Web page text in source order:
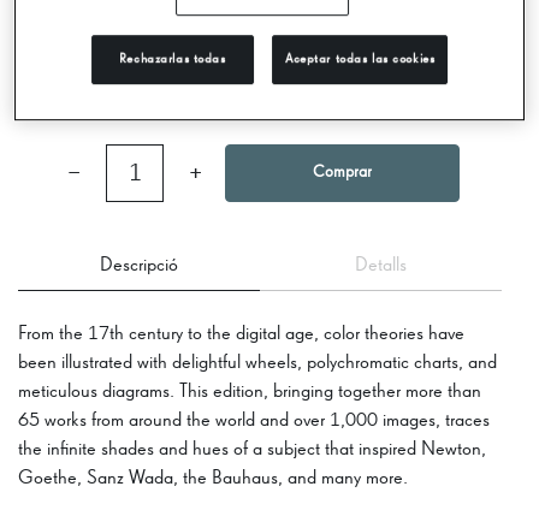
THE BOOK OF COLOUR CONCEPTS
150,00 €
− 1 + Comprar
Descripció Detalls
From the 17th century to the digital age, color theories have
been illustrated with delightful wheels, polychromatic charts, and
meticulous diagrams. This edition, bringing together more than
65 works from around the world and over 1,000 images, traces
the infinite shades and hues of a subject that inspired Newton,
Goethe, Sanz Wada, the Bauhaus, and many more.
Rechazarlas todas Aceptar todas las cookies